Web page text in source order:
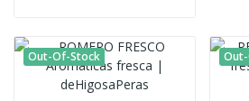
Out-Of-Stock